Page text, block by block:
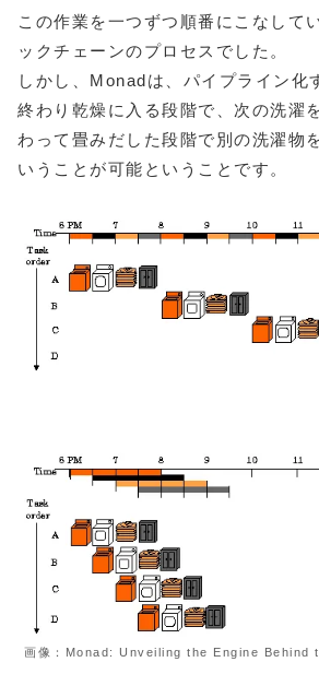
この作業を一つずつ順番にこなして
ックチェーンのプロセスでした。
しかし、Monadは、パイプライン化
終わり乾燥に入る段階で、次の洗濯
わって畳みだした段階で別の洗濯物
いうことが可能ということです。
画像：Monad: Unveiling the Engine Behind